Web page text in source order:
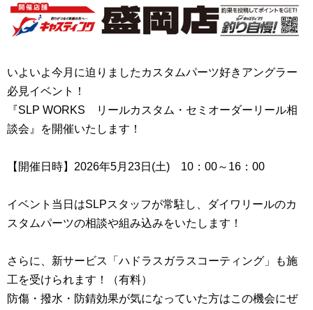
いよいよ今月に迫りましたカスタムパーツ好きアングラー
必見イベント！
『SLP WORKS リールカスタム・セミオーダーリール相
談会』を開催いたします！
【開催日時】2026年5月23日(土) 10：00～16：00
イベント当日はSLPスタッフが常駐し、ダイワリールのカ
スタムパーツの相談や組み込みをいたします！
さらに、新サービス「ハドラスガラスコーティング」も施
工を受けられます！（有料）
防傷・撥水・防錆効果が気になっていた方はこの機会にぜ